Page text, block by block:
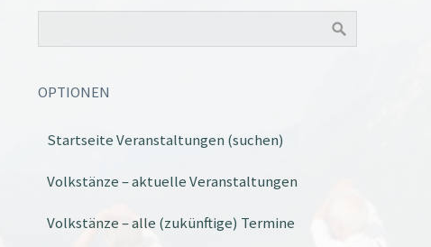
OPTIONEN
Startseite Veranstaltungen (suchen)
Volkstänze – aktuelle Veranstaltungen
Volkstänze – alle (zukünftige) Termine